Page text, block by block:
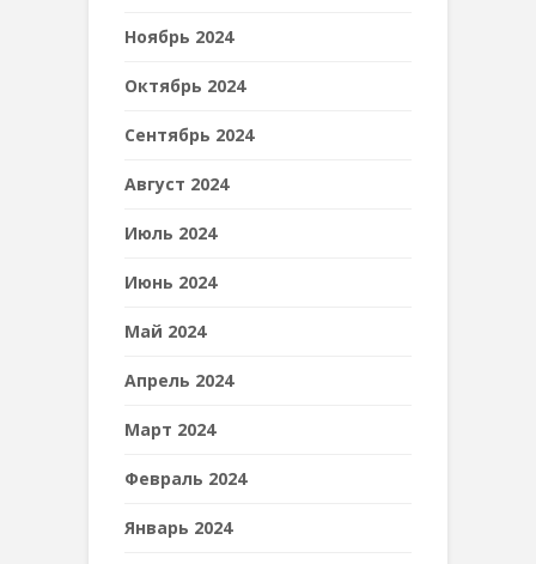
Ноябрь 2024
Октябрь 2024
Сентябрь 2024
Август 2024
Июль 2024
Июнь 2024
Май 2024
Апрель 2024
Март 2024
Февраль 2024
Январь 2024